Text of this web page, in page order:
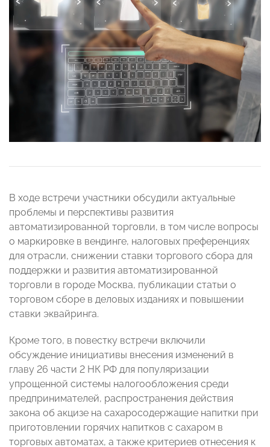
В ходе встречи участники обсудили актуальные
проблемы и перспективы развития
автоматизированной торговли, в том числе вопросы
о маркировке в вендинге, налоговых преференциях
для отрасли, снижении ставки торгового сбора для
поддержки и развития автоматизированной
торговли в городе Москва, публикации статьи о
торговом сборе в деловых изданиях и повышении
ставки эквайринга.
Кроме того, в повестку встречи включили
обсуждение инициативы внесения изменений в
главу 26 части 2 НК РФ для популяризации
упрощенной системы налогообложения среди
предпринимателей, распространения действия
закона об акцизе на сахаросодержащие напитки при
приготовлении горячих напитков с сахаром в
торговых автоматах, а также критериев отнесения к